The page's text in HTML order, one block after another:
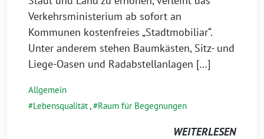
Verkehrsministerium ab sofort an
Kommunen kostenfreies „Stadtmobiliar“.
Unter anderem stehen Baumkästen, Sitz- und
Liege-Oasen und Radabstellanlagen […]
Allgemein
Lebensqualität, Raum für Begegnungen
WEITERLESEN